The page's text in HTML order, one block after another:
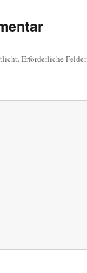
Erforderliche